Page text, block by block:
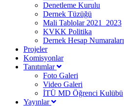
Denetleme Kurulu
Dernek Tüzüğü
Mali Tablolar 2021_2023
KVKK Politika
Dernek Hesap Numaraları
Projeler
Komisyonlar
Tanıtımlar
Foto Galeri
Video Galeri
İTÜ MD Öğrenci Kulübü
Yayınlar